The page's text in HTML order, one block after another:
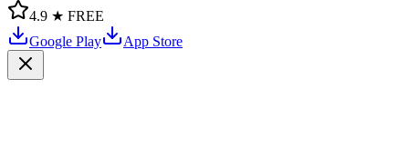
4.9 ★ FREE
Google Play
App Store